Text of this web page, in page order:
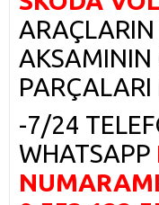
ARAÇLARIN
AKSAMININ
-7/24
WHATSAPP